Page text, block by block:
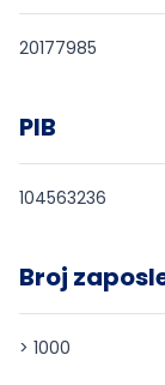
20177985
PIB
104563236
Broj
> 1000